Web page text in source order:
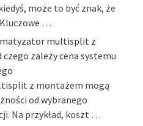
może to być znak, że
…
multisplit z
zależy cena systemu
z montażem mogą
od wybranego
Na przykład, koszt …